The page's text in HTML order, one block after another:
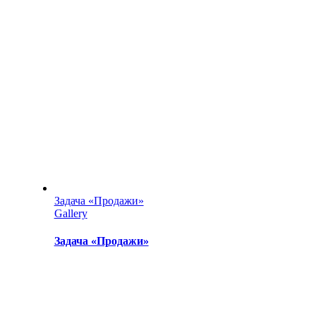
Задача «Продажи»
Gallery
Задача «Продажи»